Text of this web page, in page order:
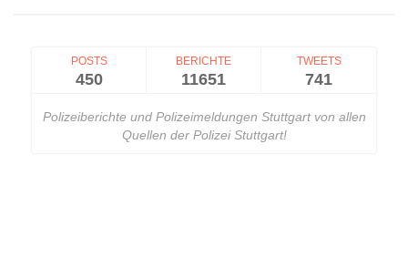
POSTS
450
BERICHTE
11651
TWEETS
741
Polizeiberichte und Polizeimeldungen Stuttgart von allen
Quellen der Polizei Stuttgart!